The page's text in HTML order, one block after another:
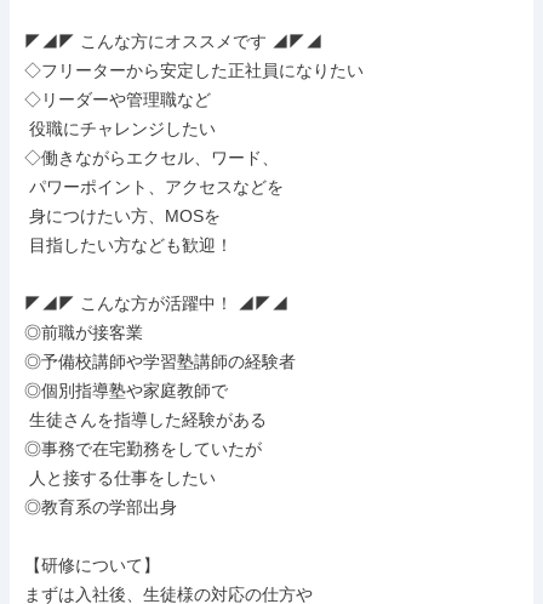
◤◢◤ こんな方にオススメです ◢◤◢
◇フリーターから安定した正社員になりたい
◇リーダーや管理職など
◇働きながらエクセル、ワード、
◤◢◤ こんな方が活躍中！ ◢◤◢
◎前職が接客業
◎予備校講師や学習塾講師の経験者
◎個別指導塾や家庭教師で
◎事務で在宅勤務をしていたが
◎教育系の学部出身
【研修について】
まずは入社後、生徒様の対応の仕方や